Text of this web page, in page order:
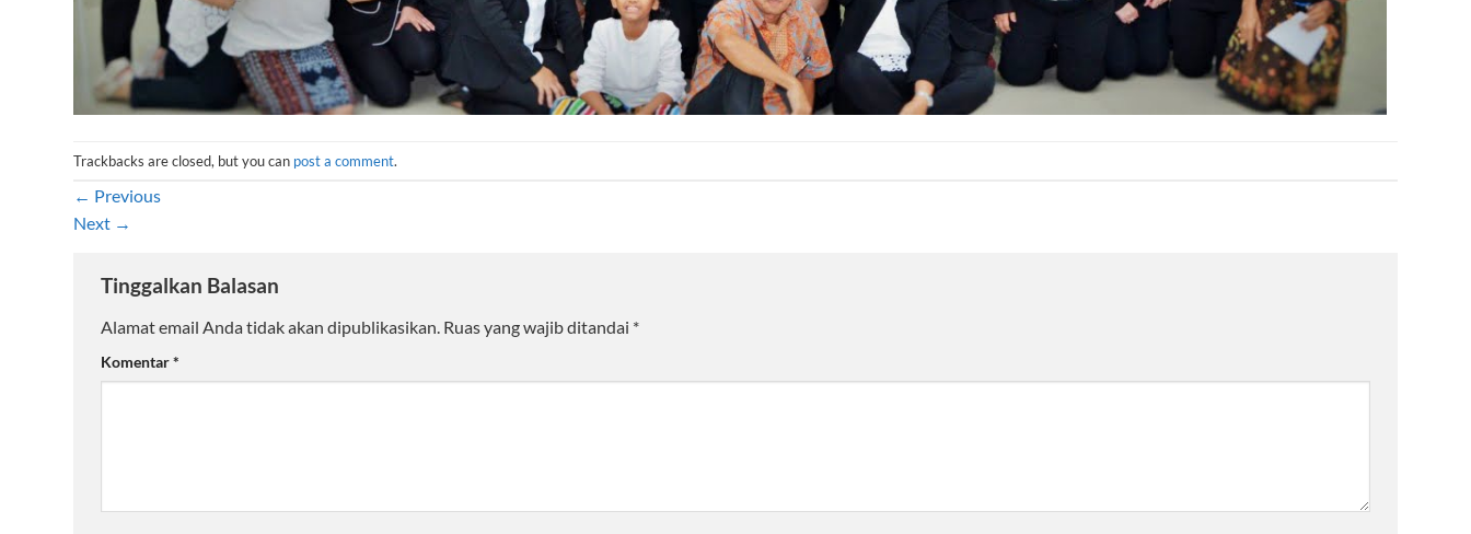
Trackbacks are closed, but you can post a comment.
← Previous
Next →
Tinggalkan Balasan
Alamat email Anda tidak akan dipublikasikan. Ruas yang wajib ditandai *
Komentar*